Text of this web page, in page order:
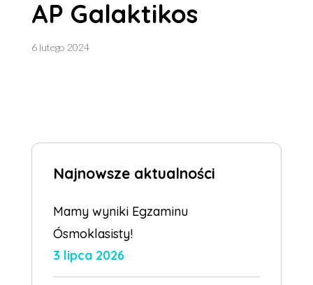
AP Galaktikos
6 lutego 2024
Najnowsze aktualności
Mamy wyniki Egzaminu
Ósmoklasisty!
3 lipca 2026